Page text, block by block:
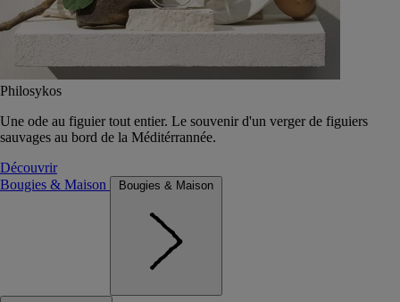
Philosykos
Une ode au figuier tout entier. Le souvenir d'un verger de figuiers
sauvages au bord de la Méditérrannée.
Découvrir
Bougies & Maison
Bougies & Maison